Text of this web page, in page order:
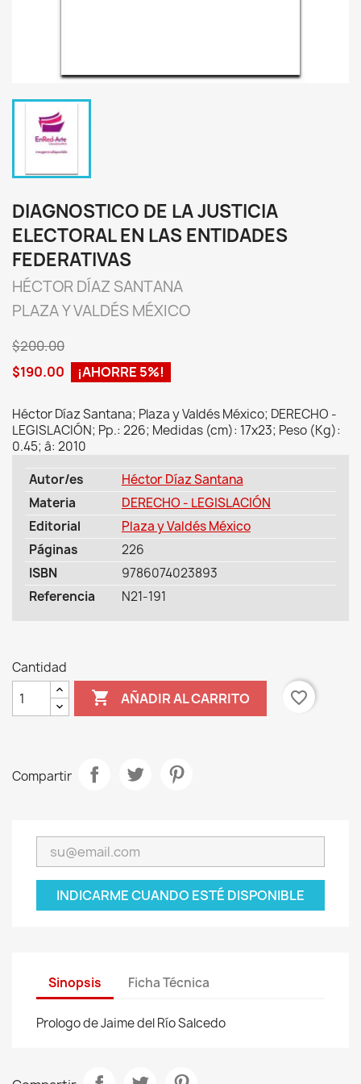
DIAGNOSTICO DE LA JUSTICIA
ELECTORAL EN LAS ENTIDADES
FEDERATIVAS
HÉCTOR DÍAZ SANTANA
PLAZA Y VALDÉS MÉXICO
$200.00
$190.00
¡AHORRE 5%!
Héctor Díaz Santana; Plaza y Valdés México; DERECHO -
LEGISLACIÓN; Pp.: 226; Medidas (cm): 17x23; Peso (Kg):
0.45; â: 2010
Autor/es
Héctor Díaz Santana
Materia
DERECHO - LEGISLACIÓN
Editorial
Plaza y Valdés México
Páginas
226
ISBN
9786074023893
Referencia
N21-191
Cantidad
 AÑADIR AL CARRITO favorite_border
Compartir
INDICARME CUANDO ESTÉ DISPONIBLE
Sinopsis Ficha Técnica
Prologo de Jaime del Río Salcedo